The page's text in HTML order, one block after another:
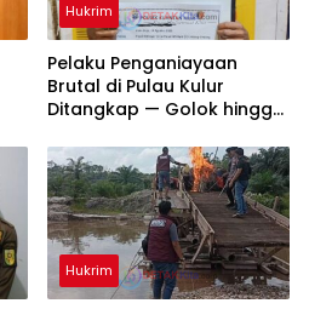
Hukrim
Pelaku Penganiayaan
Brutal di Pulau Kulur
Ditangkap — Golok hingga
Diamankan Polisi
Hukrim